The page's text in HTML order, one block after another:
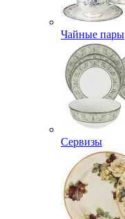
Чайные пары
Сервизы